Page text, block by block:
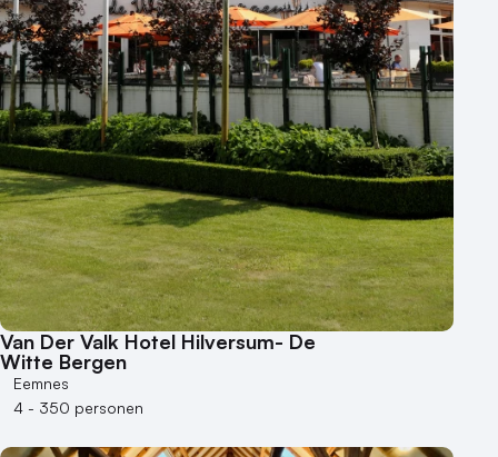
Bijzondere locaties
Buitenlocatie
Duurzame locatie
Groene locatie
Heisessie
Hotel
Hybride events
Industriële locatie
Kasteel en landgoed
Kleine / intieme locatie
Locaties aan zee
Museum
Theater
Varende locatie
Van Der Valk Hotel Hilversum- De
Witte Bergen
Eemnes
4 - 350 personen